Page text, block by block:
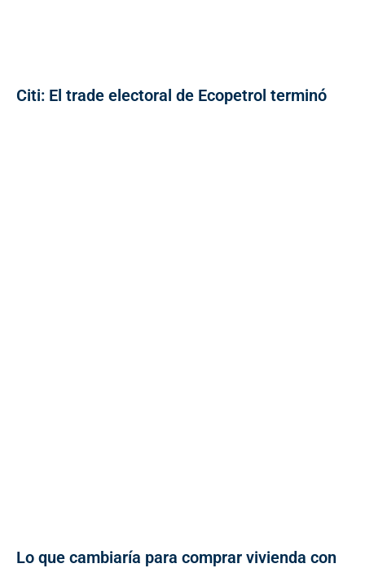
Citi: El trade electoral de Ecopetrol terminó
Lo que cambiaría para comprar vivienda con